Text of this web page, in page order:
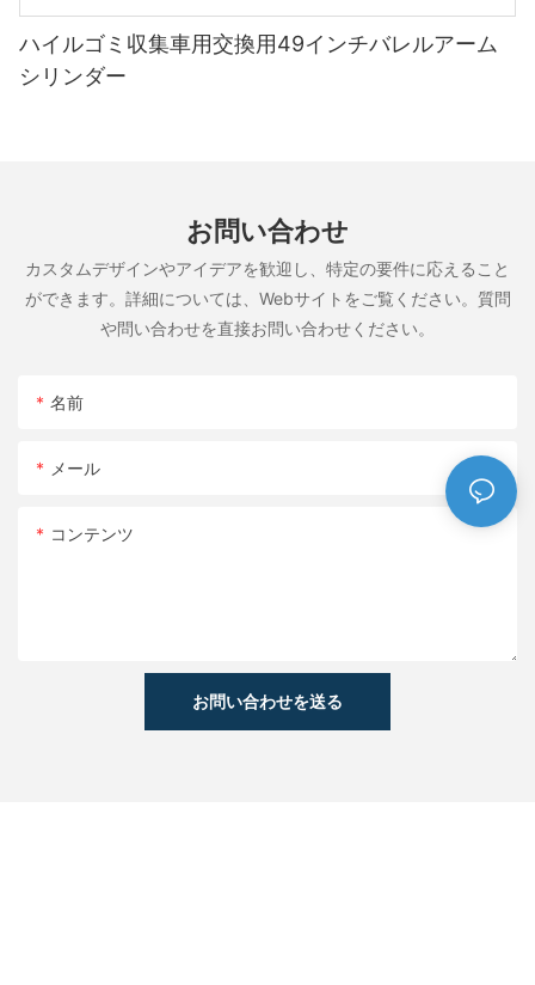
ハイルゴミ収集車用交換用49インチバレルアーム
シリンダー
お問い合わせ
カスタムデザインやアイデアを歓迎し、特定の要件に応えること
ができます。詳細については、Webサイトをご覧ください。質問
や問い合わせを直接お問い合わせください。
名前
メール
コンテンツ
お問い合わせを送る